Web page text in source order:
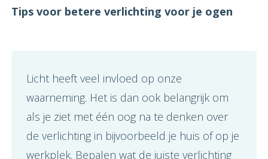
Tips voor betere verlichting voor je ogen
Licht heeft veel invloed op onze
waarneming. Het is dan ook belangrijk om
als je ziet met één oog na te denken over
de verlichting in bijvoorbeeld je huis of op je
werkplek. Bepalen wat de juiste verlichting